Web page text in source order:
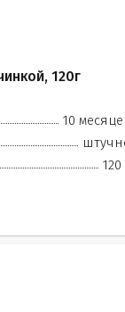
120г
10
120